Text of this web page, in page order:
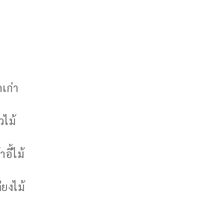
ก่า
ไม้
อี้ไม้
งไม้